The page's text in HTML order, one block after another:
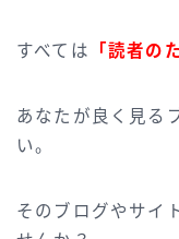
すべては 「読者の
あなたが良く見る
い。
そのブログやサイ